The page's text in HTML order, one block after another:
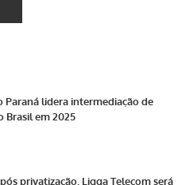
Paraná lidera intermediação de
Brasil em 2025
privatização, Ligga Telecom será